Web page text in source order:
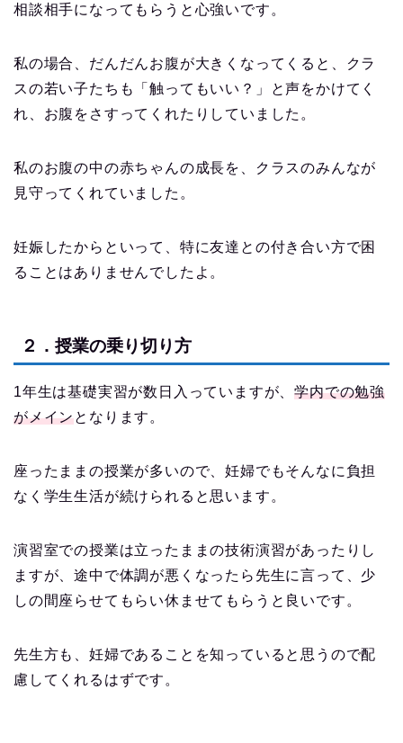
相談相手になってもらうと心強いです。
私の場合、だんだんお腹が大きくなってくると、クラ
スの若い子たちも「触ってもいい？」と声をかけてく
れ、お腹をさすってくれたりしていました。
私のお腹の中の赤ちゃんの成長を、クラスのみんなが
見守ってくれていました。
妊娠したからといって、特に友達との付き合い方で困
ることはありませんでしたよ。
２．授業の乗り切り方
1年生は基礎実習が数日入っていますが、学内での勉強
がメインとなります。
座ったままの授業が多いので、妊婦でもそんなに負担
なく学生生活が続けられると思います。
演習室での授業は立ったままの技術演習があったりし
ますが、途中で体調が悪くなったら先生に言って、少
しの間座らせてもらい休ませてもらうと良いです。
先生方も、妊婦であることを知っていると思うので配
慮してくれるはずです。